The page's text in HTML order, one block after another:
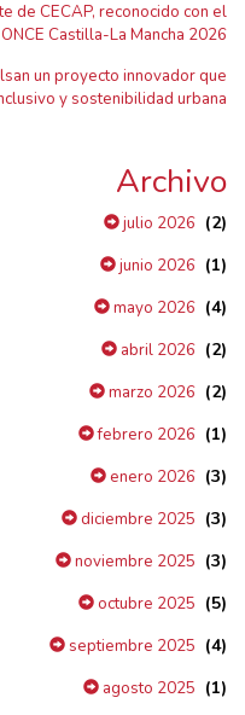
de CECAP, reconocido con el
Castilla-La Mancha 2026
un proyecto innovador que
y sostenibilidad urbana
Archivo
julio 2026 (2)
junio 2026 (1)
mayo 2026 (4)
abril 2026 (2)
marzo 2026 (2)
febrero 2026 (1)
enero 2026 (3)
diciembre 2025 (3)
noviembre 2025 (3)
octubre 2025 (5)
septiembre 2025 (4)
agosto 2025 (1)